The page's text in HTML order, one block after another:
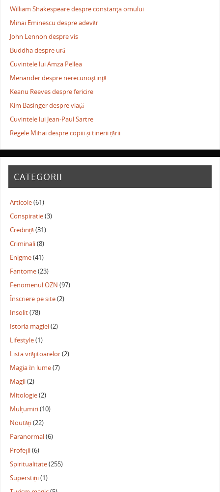
William Shakespeare despre constanţa omului
Mihai Eminescu despre adevăr
John Lennon despre vis
Buddha despre ură
Cuvintele lui Amza Pellea
Menander despre nerecunoştinţă
Keanu Reeves despre fericire
Kim Basinger despre viaţă
Cuvintele lui Jean-Paul Sartre
Regele Mihai despre copiii și tinerii țării
CATEGORII
Articole(61)
Conspiratie(3)
Credință(31)
Criminali(8)
Enigme(41)
Fantome(23)
Fenomenul OZN (97)
Înscriere pe site(2)
Insolit(78)
Istoria magiei(2)
Lifestyle(1)
Lista vrăjitoarelor(2)
Magia în lume(7)
Magii(2)
Mitologie(2)
Mulțumiri(10)
Noutăți(22)
Paranormal(6)
Profeții(6)
Spiritualitate(255)
Superstiții(1)